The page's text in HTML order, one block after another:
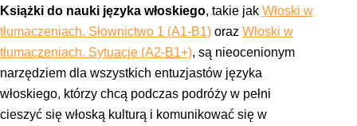
Książki do nauki języka włoskiego, takie jak Włoski w
tłumaczeniach. Słownictwo 1 (A1-B1) oraz Włoski w
tłumaczeniach. Sytuacje (A2-B1+), są nieocenionym
narzędziem dla wszystkich entuzjastów języka
włoskiego, którzy chcą podczas podróży w pełni
cieszyć się włoską kulturą i komunikować się w